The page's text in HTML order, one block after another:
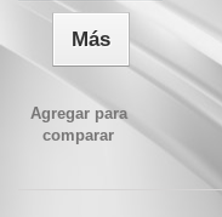
Más
Agregar para
comparar